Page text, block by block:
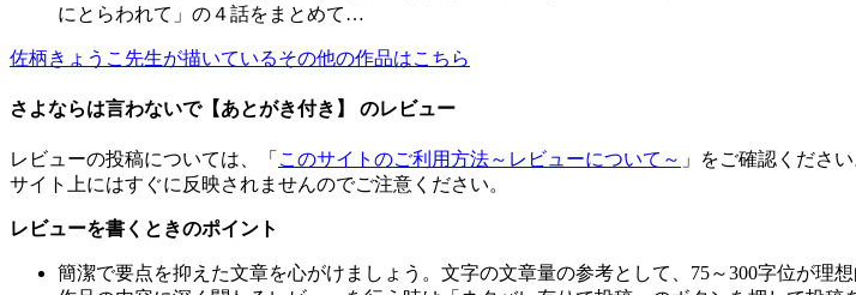
にとらわれて」の４話をまとめて…
佐柄きょうこ先生が描いているその他の作品はこちら
さよならは言わないで【あとがき付き】 のレビュー
レビューの投稿については、「 このサイトのご利用方法～レビューについて～ 」をご確認ください
サイト上にはすぐに反映されませんのでご注意ください。
レビューを書くときのポイント
簡潔で要点を抑えた文章を心がけましょう。文字の文章量の参考として、75～300字位が理想